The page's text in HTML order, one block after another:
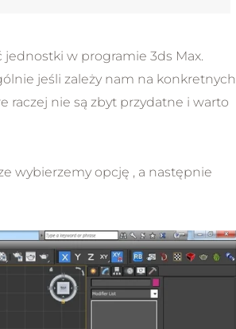
w programie 3ds Max.
jeśli zależy nam na konkretnych
raczej nie są zbyt przydatne i warto
wybierzemy opcję , a następnie